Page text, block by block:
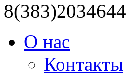
8(383)2034644
О нас
Контакты